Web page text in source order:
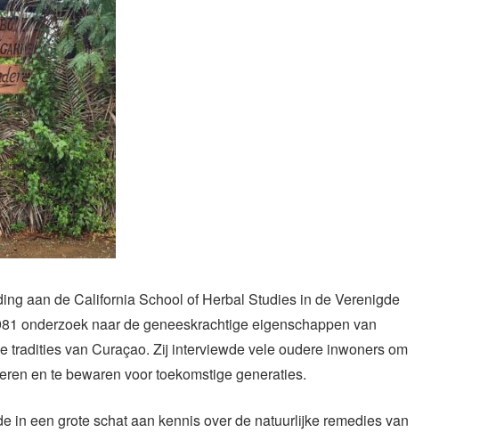
aan de California School of Herbal Studies in de Verenigde
onderzoek naar de geneeskrachtige eigenschappen van
tradities van Curaçao. Zij interviewde vele oudere inwoners om
en te bewaren voor toekomstige generaties.
in een grote schat aan kennis over de natuurlijke remedies van